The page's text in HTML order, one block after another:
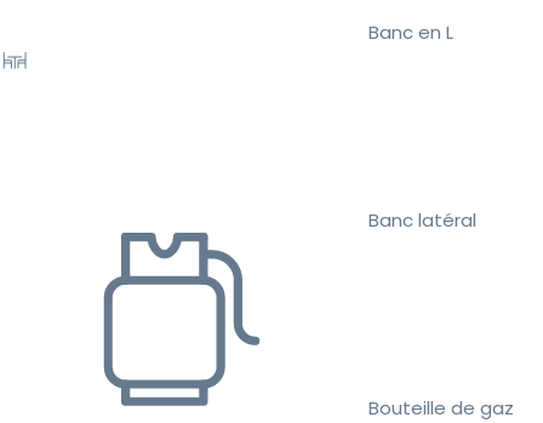
Banc en L
Banc latéral
Bouteille de gaz